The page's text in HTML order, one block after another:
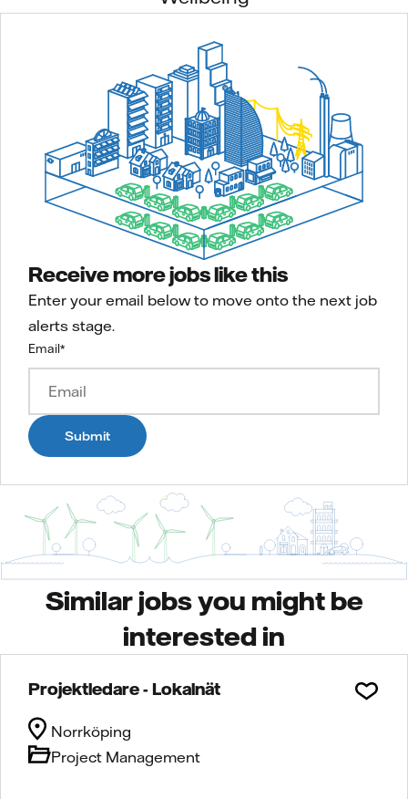
Receive more jobs like this
Enter your email below to move onto the next job
alerts stage.
Email*
Submit
Similar jobs you might be
interested in
Projektledare - Lokalnät
Project Management
Norrköping